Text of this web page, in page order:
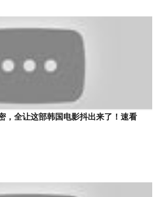
，全让这部韩国电影抖出来了！速看